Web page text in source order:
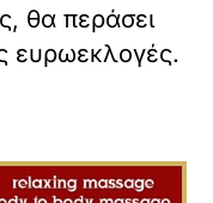
θα περάσει
ευρωεκλογές.